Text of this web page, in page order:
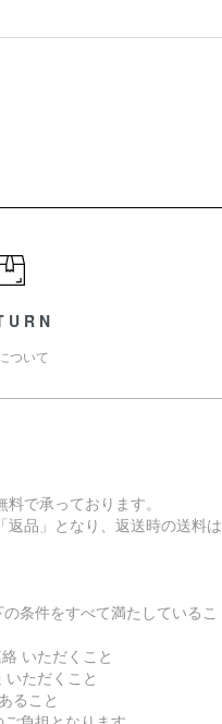
ついて
で承っております。
返品」となり、返送時の送料は
条件をすべて満たしているこ
いただくこと
ただくこと
ること